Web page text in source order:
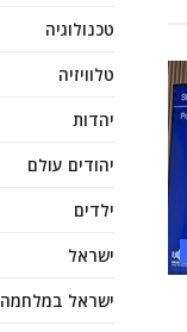
טכנולוגיה
טלוויזיה
יהדות
יהודים עולם
ילדים
ישראל
ישראל במלחמה